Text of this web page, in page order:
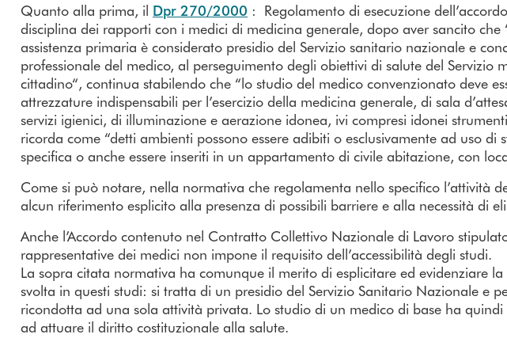
Quanto alla prima, il Dpr 270/2000 : Regolamento di esecuzione
disciplina dei rapporti con i medici di medicina generale, dopo aver sancito che
assistenza primaria è considerato presidio del Servizio sanitario nazionale e
professionale del medico, al perseguimento degli obiettivi di salute del Servizio
cittadino“, continua stabilendo che “lo studio del medico convenzionato deve
attrezzature indispensabili per l’esercizio della medicina generale, di sala
servizi igienici, di illuminazione e aerazione idonea, ivi compresi idonei
ricorda come “detti ambienti possono essere adibiti o esclusivamente ad uso di
specifica o anche essere inseriti in un appartamento di civile abitazione, con
Come si può notare, nella normativa che regolamenta nello specifico l’attività
alcun riferimento esplicito alla presenza di possibili barriere e alla necessità di
Anche l’Accordo contenuto nel Contratto Collettivo Nazionale di Lavoro
rappresentative dei medici non impone il requisito dell’accessibilità degli studi.
La sopra citata normativa ha comunque il merito di esplicitare ed evidenziare
svolta in questi studi: si tratta di un presidio del Servizio Sanitario Nazionale e
ricondotta ad una sola attività privata. Lo studio di un medico di base ha
ad attuare il diritto costituzionale alla salute.